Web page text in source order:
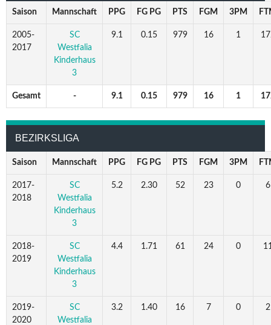
Saison Mannschaft PPG FG PG PTS FGM 3PM
2005-
2017
SC
Westfalia
Kinderhaus
3
9.1 0.15 979 16 1
Gesamt - 9.1 0.15 979 16 1
BEZIRKSLIGA
Saison Mannschaft PPG FG PG PTS FGM 3PM
2017-
2018
SC
Westfalia
Kinderhaus
3
5.2 2.30 52 23 0 6
2018-
2019
SC
Westfalia
Kinderhaus
3
4.4 1.71 61 24 0
2019-
2020
SC
Westfalia
3.2 1.40 16 7 0 2